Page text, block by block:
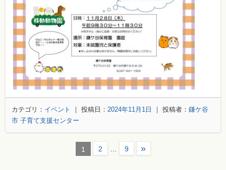
カテゴリ： イベント ｜ 投稿日： 2024年11月1日 ｜ 投稿者： 鎌ケ谷
市 子育て支援センター
1 2 9 »